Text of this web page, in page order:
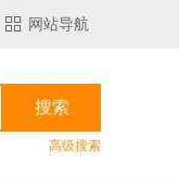
网站导航
高级搜索